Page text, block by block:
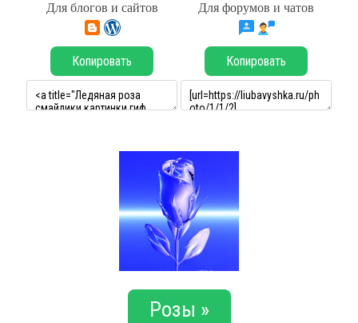
Для блогов и сайтов Для форумов и чатов
Копировать Копировать
Розы »